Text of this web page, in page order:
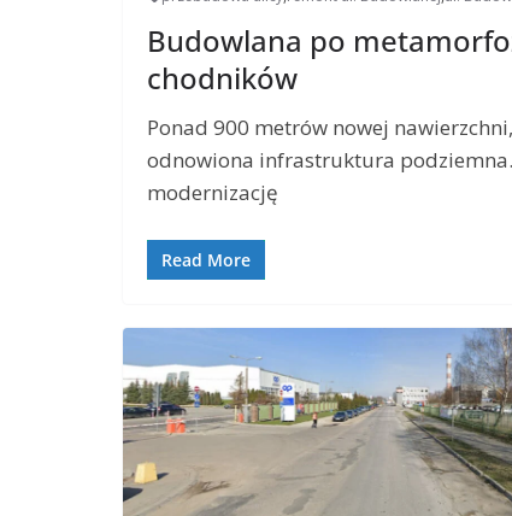
Budowlana po
chodników
Ponad 900 metrów nowej
odnowiona infrastruktura
modernizację
Read More